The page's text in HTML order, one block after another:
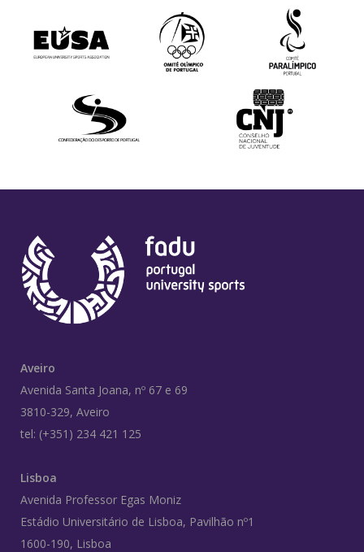
Aveiro
Avenida Santa Joana, nº 67 e 69
3810-329, Aveiro
tel: (+351) 234 421 125
Lisboa
Avenida Professor Egas Moniz
Estádio Universitário de Lisboa, Pavilhão nº1
1600-190, Lisboa